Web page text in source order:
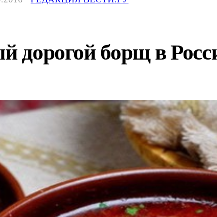
дорогой борщ в